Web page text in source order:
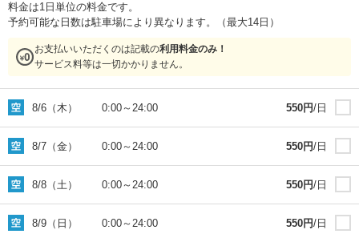
料金は1日単位の料金です。
予約可能な日数は駐車場により異なります。（最大14日）
お支払いいただくのは記載の利用料金のみ！
サービス料等は一切かかりません。
8/6（木） 0:00～ 24:00 550円/日
8/7（金） 0:00～ 24:00 550円/日
8/8（土） 0:00～ 24:00 550円/日
8/9（日） 0:00～ 24:00 550円/日